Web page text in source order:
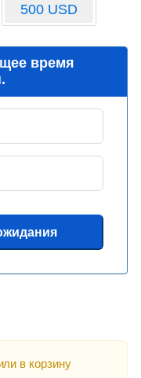
500 USD
время
в корзину